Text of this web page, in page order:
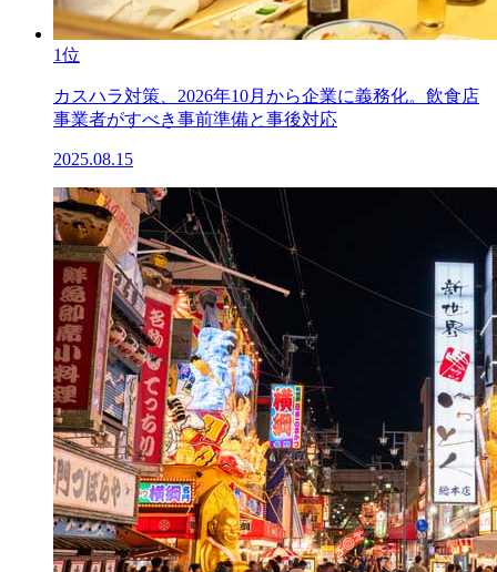
1位
カスハラ対策、2026年10月から企業に義務化。飲食店
事業者がすべき事前準備と事後対応
2025.08.15